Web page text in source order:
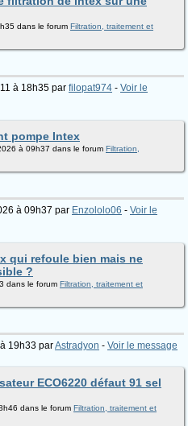
dans le forum Filtration, traitement et
à 18h35 par filopat974 - Voir le
pompe Intex
à 09h37 dans le forum Filtration,
à 09h37 par Enzololo06 - Voir le
qui refoule bien mais ne
?
dans le forum Filtration, traitement et
19h33 parAstradyon - Voir le message
ECO6220 défaut 91 sel
dans le forum Filtration, traitement et